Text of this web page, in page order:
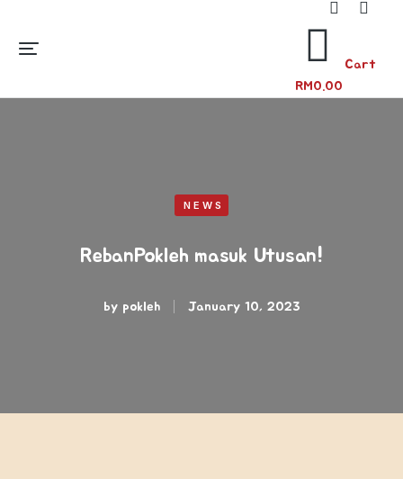
Cart
RM0.00
NEWS
RebanPokleh masuk Utusan!
by pokleh January 10, 2023